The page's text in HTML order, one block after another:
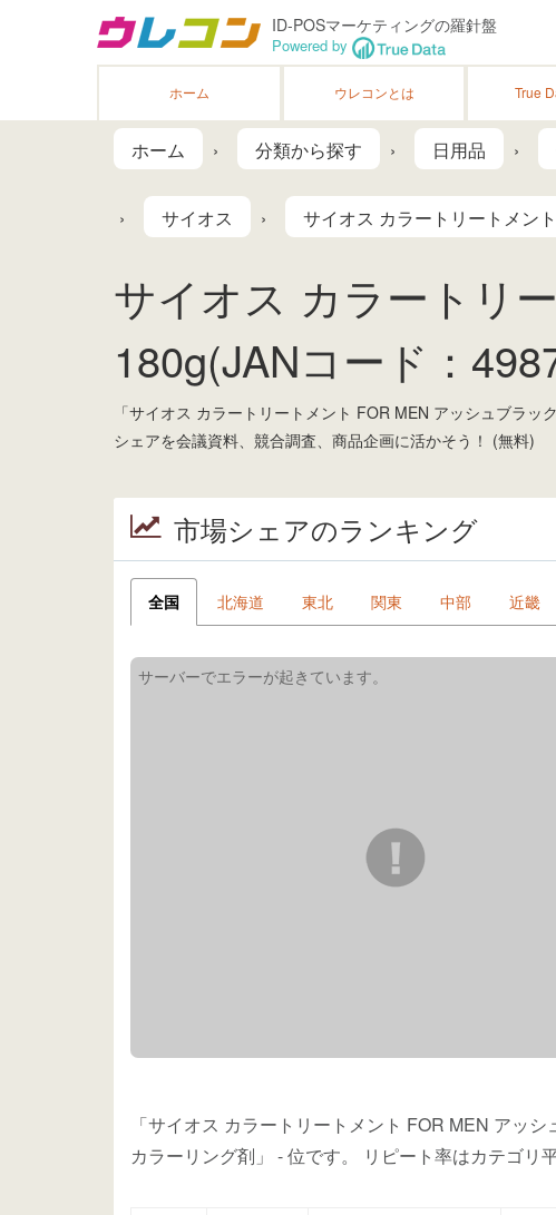
ID-POSマーケティングの羅針盤
Powered by
ホーム ウレコンとは True
ホーム 分類から探す 日用品
サイオス サイオス カラートリートメン
サイオス カラートリ
180g(JANコード：
「サイオス カラートリートメント FOR MEN アッシュブラ
シェアを会議資料、競合調査、商品企画に活かそう！ (無料)
市場シェアのランキング
全国 北海道 東北 関東 中部 近畿
「サイオス カラートリートメント FOR MEN アッ
カラーリング剤」 -位です。 リピート率はカテゴリ